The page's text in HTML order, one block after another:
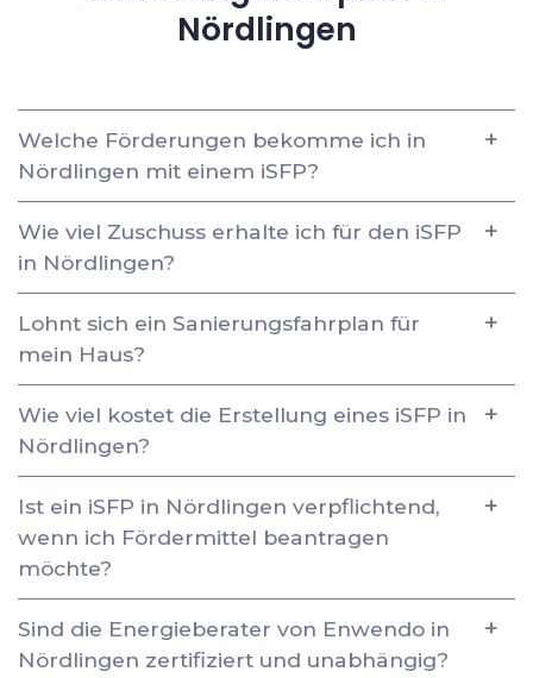
Nördlingen
Welche Förderungen bekomme ich in
Nördlingen mit einem iSFP?
Wie viel Zuschuss erhalte ich für den iSFP
in Nördlingen?
Lohnt sich ein Sanierungsfahrplan für
mein Haus?
Wie viel kostet die Erstellung eines iSFP in
Nördlingen?
Ist ein iSFP in Nördlingen verpflichtend,
wenn ich Fördermittel beantragen
möchte?
Sind die Energieberater von Enwendo in
Nördlingen zertifiziert und unabhängig?